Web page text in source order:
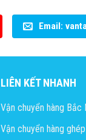
Email:
LIÊN KẾT NHANH
Vận chuyển hàng Bắc
Vận chuyển hàng ghép